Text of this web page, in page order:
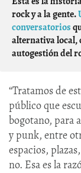
rock y a la gente.
conversatorios
alternativa local,
autogestión del
“Tratamos de
público que
bogotano, para
y punk, entre
espacios,
no. Esa es la